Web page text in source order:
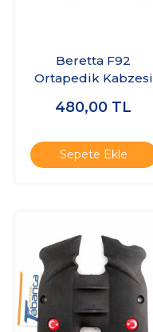
Beretta F92
Ortapedik Kabzesi
480,00 TL
Sepete Ekle